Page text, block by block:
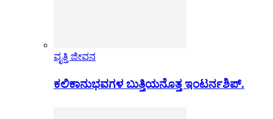
ವೃತ್ತಿ ಜೀವನ
ಕಲಿಕಾನುಭವಗಳ ಬುತ್ತಿಯನೊತ್ತ ಇಂಟರ್ನಶಿಪ್.